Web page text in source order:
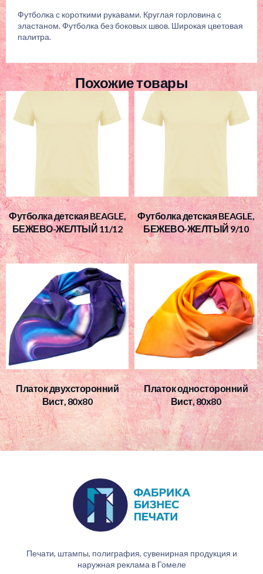
Футболка с короткими рукавами. Круглая горловина с
эластаном. Футболка без боковых швов. Широкая цветовая
палитра.
Похожие товары
Футболка детская BEAGLE,
БЕЖЕВО-ЖЕЛТЫЙ 11/12
Футболка детская BEAGLE,
БЕЖЕВО-ЖЕЛТЫЙ 9/10
Платок двухсторонний
Вист, 80х80
Платок односторонний
Вист, 80х80
Печати, штампы, полиграфия, сувенирная продукция и
наружная реклама в Гомеле